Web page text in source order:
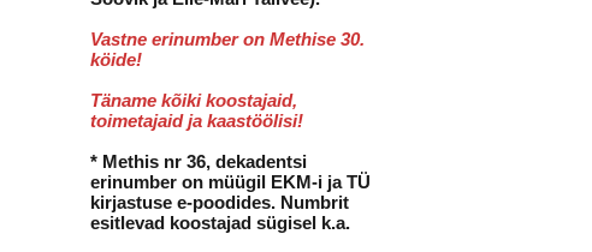
Vastne erinumber on Methise 30.
köide!
Täname kõiki koostajaid,
toimetajaid ja kaastöölisi!
* Methis nr 36, dekadentsi
erinumber on müügil EKM-i ja TÜ
kirjastuse e-poodides. Numbrit
esitlevad koostajad sügisel k.a.